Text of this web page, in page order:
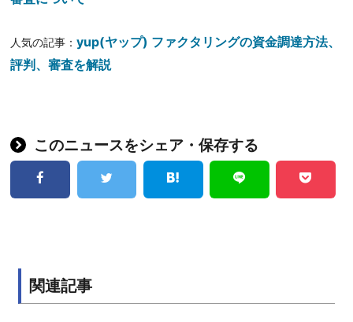
人気の記事：yup(ヤップ) ファクタリングの資金調達方法、
評判、審査を解説
このニュースをシェア・保存する
関連記事